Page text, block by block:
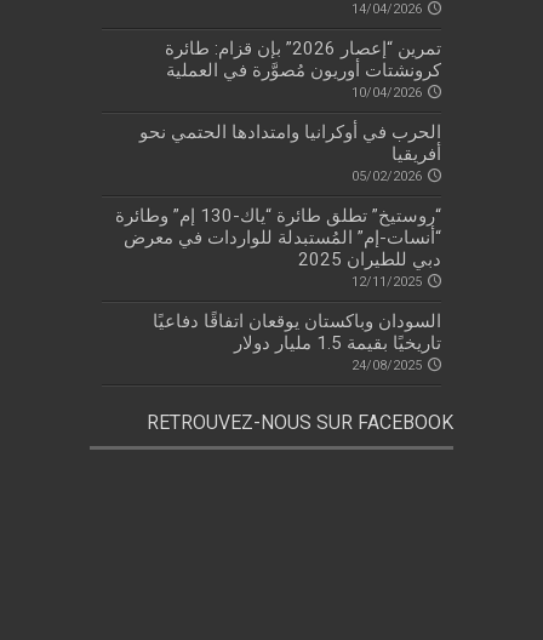
14/04/2026
تمرين “إعصار 2026” بإن قزام: طائرة
كرونشتات أوريون مُصوَّرة في العملية
10/04/2026
الحرب في أوكرانيا وامتدادها الحتمي نحو
أفريقيا
05/02/2026
“روستيخ” تطلق طائرة “ياك-130 إم” وطائرة
“أنسات-إم” المُستبدلة للواردات في معرض
دبي للطيران 2025
12/11/2025
السودان وباكستان يوقعان اتفاقًا دفاعيًا
تاريخيًا بقيمة 1.5 مليار دولار
24/08/2025
RETROUVEZ-NOUS SUR FACEBOOK